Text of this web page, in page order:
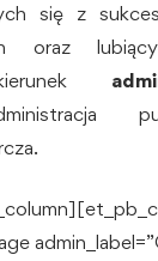
się z
oraz